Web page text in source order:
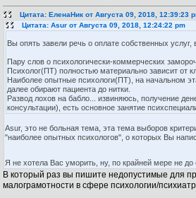
Цитата: ЕленаНик от Августа 09, 2018, 12:39:23
Цитата: Asur от Августа 09, 2018, 12:24:22 pm
Вы опять завели речь о оплате собственных
Пару слов о психологически-коммерческих
Психолог(ПТ) полностью материально зависит от
Наиболее опытные психологи(ПТ), на начальном
далее обирают пациента до нитки.
Развод лохов на бабло... извиняюсь, получение
консультации), есть основное занятие
Asur, это не больная тема, эта тема выборов
"наиболее опытных психологов", о которых Вы
Я не хотела Вас уморить, ну, по крайней мере не
В который раз вы пишите недопустимые для
малограмотности в сфере психологии/